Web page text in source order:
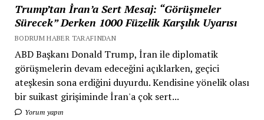
Trump’tan İran’a Sert Mesaj: “Görüşmeler
Sürecek” Derken 1000 Füzelik Karşılık Uyarısı
BODRUM HABER TARAFINDAN
ABD Başkanı Donald Trump, İran ile diplomatik
görüşmelerin devam edeceğini açıklarken, geçici
ateşkesin sona erdiğini duyurdu. Kendisine yönelik olası
bir suikast girişiminde İran'a çok sert...
Yorum yapın